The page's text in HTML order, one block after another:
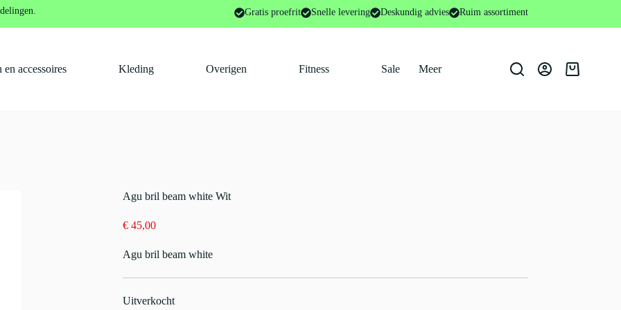
Gratis proefrit Snelle levering Deskundig advies Ruim assortiment
en accessoires Kleding Overigen Fitness Sale Meer
Agu bril beam white Wit
€45,00
Agu bril beam white
Uitverkocht